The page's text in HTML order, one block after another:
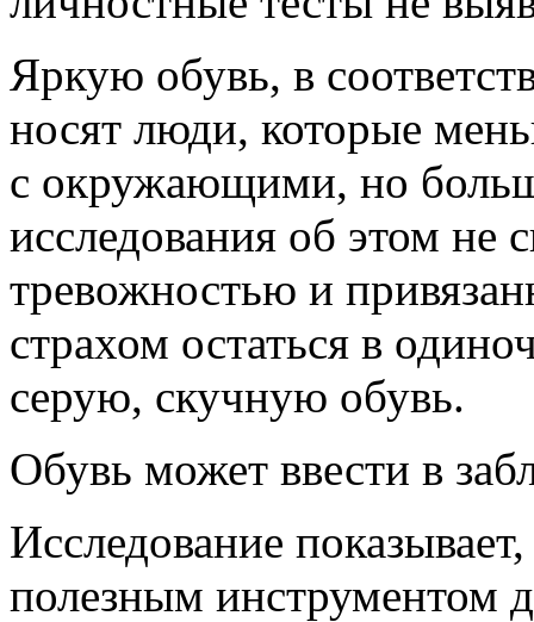
Яркую обувь, в
носят люди, которые
с окружающими, но
исследования об этом не
тревожностью и
страхом остаться в
серую, скучную обувь.
Обувь может ввести в
Исследование
полезным инструментом